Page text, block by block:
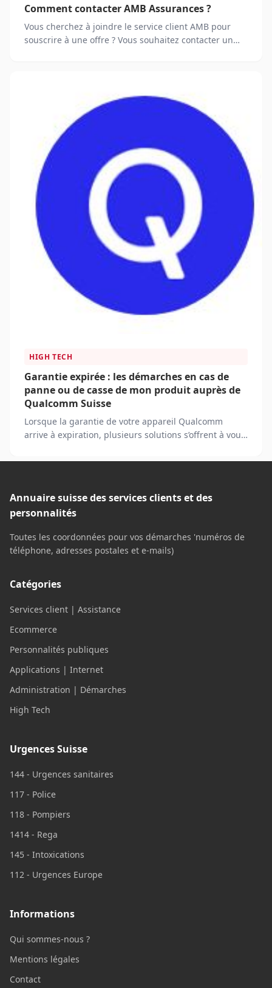
Comment contacter AMB Assurances ?
Vous cherchez à joindre le service client AMB pour
souscrire à une offre ? Vous souhaitez contacter un
HIGH TECH
Garantie expirée : les démarches en cas de
panne ou de casse de mon produit auprès de
Qualcomm Suisse
Lorsque la garantie de votre appareil Qualcomm
arrive à expiration, plusieurs solutions s’offrent à vous
Annuaire suisse des services clients et des
personnalités
Toutes les coordonnées pour vos démarches 'numéros de
téléphone, adresses postales et e-mails)
Catégories
Services client | Assistance
Ecommerce
Personnalités publiques
Applications | Internet
Administration | Démarches
High Tech
Urgences Suisse
144 - Urgences sanitaires
117 - Police
118 - Pompiers
1414 - Rega
145 - Intoxications
112 - Urgences Europe
Informations
Qui sommes-nous ?
Mentions légales
Contact